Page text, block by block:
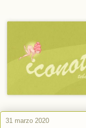
31 marzo 2020